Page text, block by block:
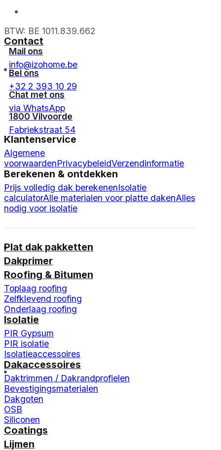
BTW: BE 1011.839.662
Contact
Mail ons
info@izohome.be
Bel ons
+32 2 393 10 29
Chat met ons
via WhatsApp
1800 Vilvoorde
Fabriekstraat 54
Klantenservice
Algemene
voorwaardenPrivacybeleidVerzendinformatie
Berekenen & ontdekken
Prijs volledig dak berekenenIsolatie
calculatorAlle materialen voor platte dakenAlles
nodig voor isolatie
Plat dak pakketten
Dakprimer
Roofing & Bitumen
Toplaag roofing
Zelfklevend roofing
Onderlaag roofing
Isolatie
PIR Gypsum
PIR isolatie
Isolatieaccessoires
Dakaccessoires
Daktrimmen / Dakrandprofielen
Bevestigingsmaterialen
Dakgoten
OSB
Siliconen
Coatings
Lijmen